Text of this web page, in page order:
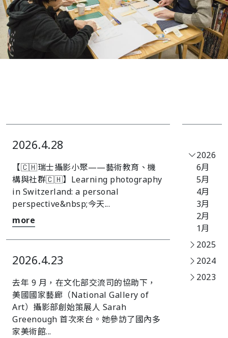
2026.4.28
【🇨🇭瑞士攝影小聚——藝術教育、機
構與社群🇨🇭】Learning photography
in Switzerland: a personal
perspective&nbsp;󠀠󠀠今天...
more
2026.4.23
去年 9 月，在文化部交流司的協助下，
美國國家藝廊（National Gallery of
Art）攝影部創始策展人 Sarah
Greenough 首次來台。她參訪了國內多
家美術館...
2026
6月
5月
4月
3月
2月
1月
2025
2024
2023